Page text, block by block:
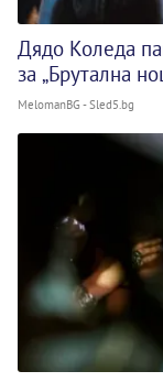
Дядо Коледа
за „Брутална
MelomanBG - Sled5.bg